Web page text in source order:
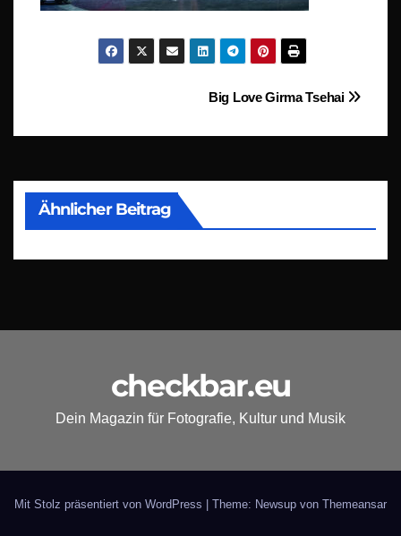
Beitragsnavigation
Big Love Girma Tsehai
Ähnlicher Beitrag
checkbar.eu
Dein Magazin für Fotografie, Kultur und Musik
Mit Stolz präsentiert von WordPress | Theme: Newsup von Themeansar